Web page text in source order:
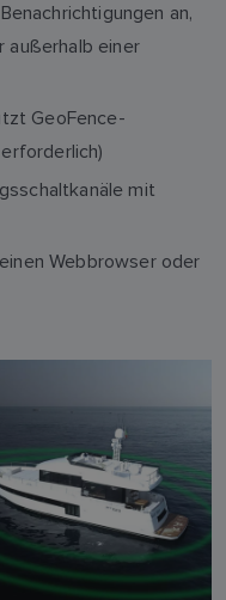
an,
außerhalb einer
GeoFence-
mit
Webbrowser oder